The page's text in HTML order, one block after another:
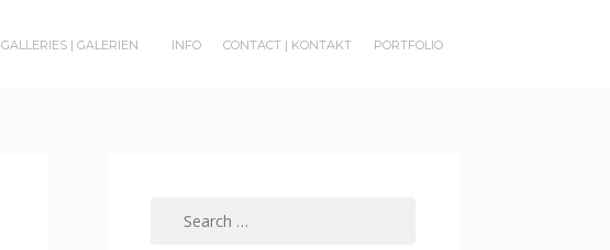
GALLERIES | GALERIEN INFO CONTACT | KONTAKT PORTFOLIO